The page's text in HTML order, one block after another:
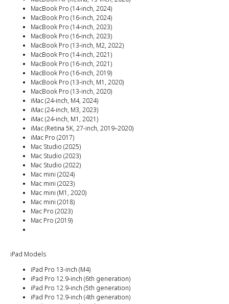
MacBook Pro (14‑inch, 2024)
MacBook Pro (16‑inch, 2024)
MacBook Pro (14‑inch, 2023)
MacBook Pro (16‑inch, 2023)
MacBook Pro (13‑inch, M2, 2022)
MacBook Pro (14‑inch, 2021)
MacBook Pro (16-inch, 2021)
MacBook Pro (16-inch, 2019)
MacBook Pro (13-inch, M1, 2020)
MacBook Pro (13-inch, 2020)
iMac (24‑inch, M4, 2024)
iMac (24-inch, M3, 2023)
iMac (24-inch, M1, 2021)
iMac (Retina 5K, 27-inch, 2019–2020)
iMac Pro (2017)
Mac Studio (2025)
Mac Studio (2023)
Mac Studio (2022)
Mac mini (2024)
Mac mini (2023)
Mac mini (M1, 2020)
Mac mini (2018)
Mac Pro (2023)
Mac Pro (2019)
iPad Models
iPad Pro 13-inch (M4)
iPad Pro 12.9-inch (6th generation)
iPad Pro 12.9-inch (5th generation)
iPad Pro 12.9-inch (4th generation)